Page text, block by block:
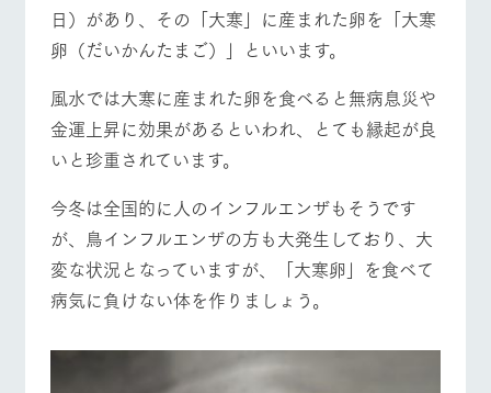
団体のお
客様へ
ペットを
お客様へ
お問い合
わせ・資
料請求
い、ビュッフェ
スタイルで提供
品を取り揃えた
店舗
周遊バス
牧場内を巡る周
遊バスのご案内
営業時間・料金 交通アクセス
よくあるご質問
団体のお客様へ
ペットをお連れの
お客様へ お問い合わせ
日）があり、その「大寒」に産まれた卵を「大寒
卵（だいかんたまご）」といいます。
風水では大寒に産まれた卵を食べると無病息災や
金運上昇に効果があるといわれ、とても縁起が良
いと珍重されています。
今冬は全国的に人のインフルエンザもそうです
が、鳥インフルエンザの方も大発生しており、大
変な状況となっていますが、「大寒卵」を食べて
病気に負けない体を作りましょう。